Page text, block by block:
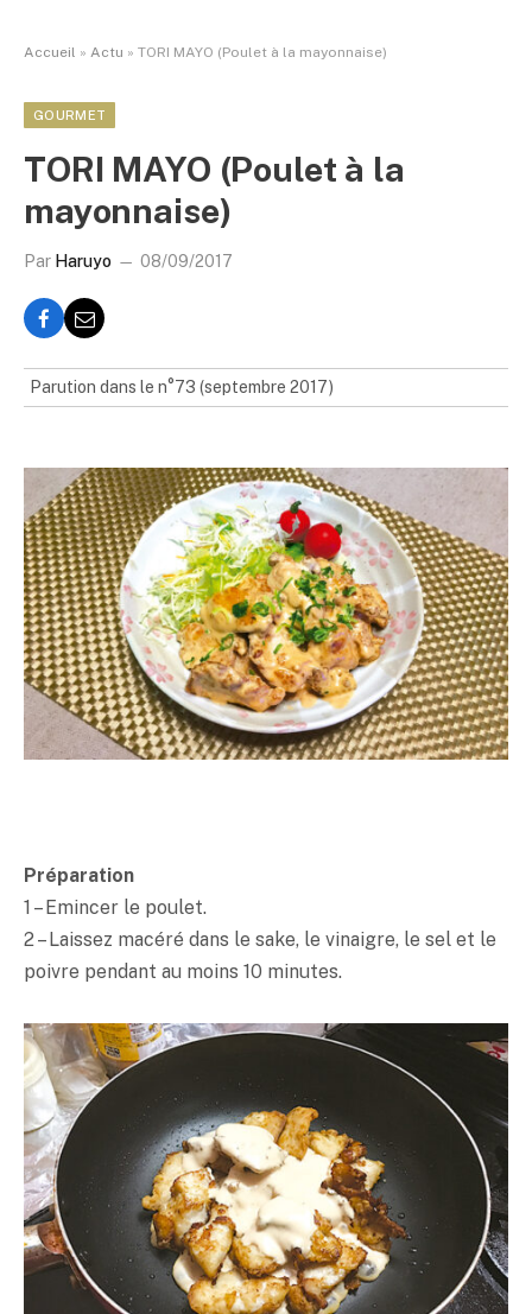
Accueil » Actu » TORI MAYO (Poulet à la mayonnaise)
GOURMET
TORI MAYO (Poulet à la
mayonnaise)
Par Haruyo 08/09/2017
Parution dans le n°73 (septembre 2017)
Préparation
1 – Emincer le poulet.
2 – Laissez macéré dans le sake, le vinaigre, le sel et le
poivre pendant au moins 10 minutes.